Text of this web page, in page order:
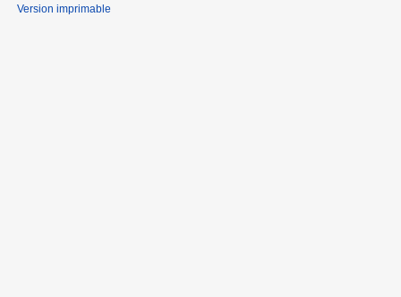
Version imprimable